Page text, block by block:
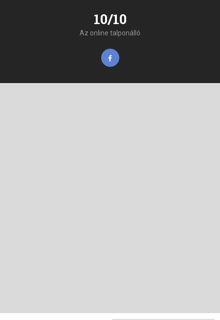
10/10
Az online talponálló